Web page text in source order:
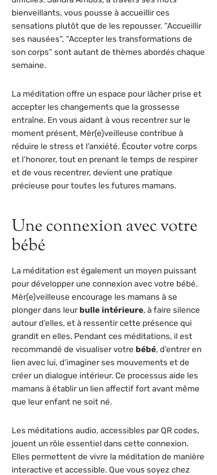
bienveillants, vous pousse à accueillir ces
sensations plutôt que de les repousser. “Accueillir
ses nausées”, “Accepter les transformations de
son corps” sont autant de thèmes abordés chaque
semaine.
La méditation offre un espace pour lâcher prise et
accepter les changements que la grossesse
entraîne. En vous aidant à vous recentrer sur le
moment présent, Mèr(e)veilleuse contribue à
réduire le stress et l’anxiété. Écouter votre corps
et l’honorer, tout en prenant le temps de respirer
et de vous recentrer, devient une pratique
précieuse pour toutes les futures mamans.
Une connexion avec votre
bébé
La méditation est également un moyen puissant
pour développer une connexion avec votre bébé.
Mèr(e)veilleuse encourage les mamans à se
plonger dans leur bulle intérieure, à faire silence
autour d’elles, et à ressentir cette présence qui
grandit en elles. Pendant ces méditations, il est
recommandé de visualiser votre bébé, d’entrer en
lien avec lui, d’imaginer ses mouvements et de
créer un dialogue intérieur. Ce processus aide les
mamans à établir un lien affectif fort avant même
que leur enfant ne soit né.
Les méditations audio, accessibles par QR codes,
jouent un rôle essentiel dans cette connexion.
Elles permettent de vivre la méditation de manière
interactive et accessible. Que vous soyez chez